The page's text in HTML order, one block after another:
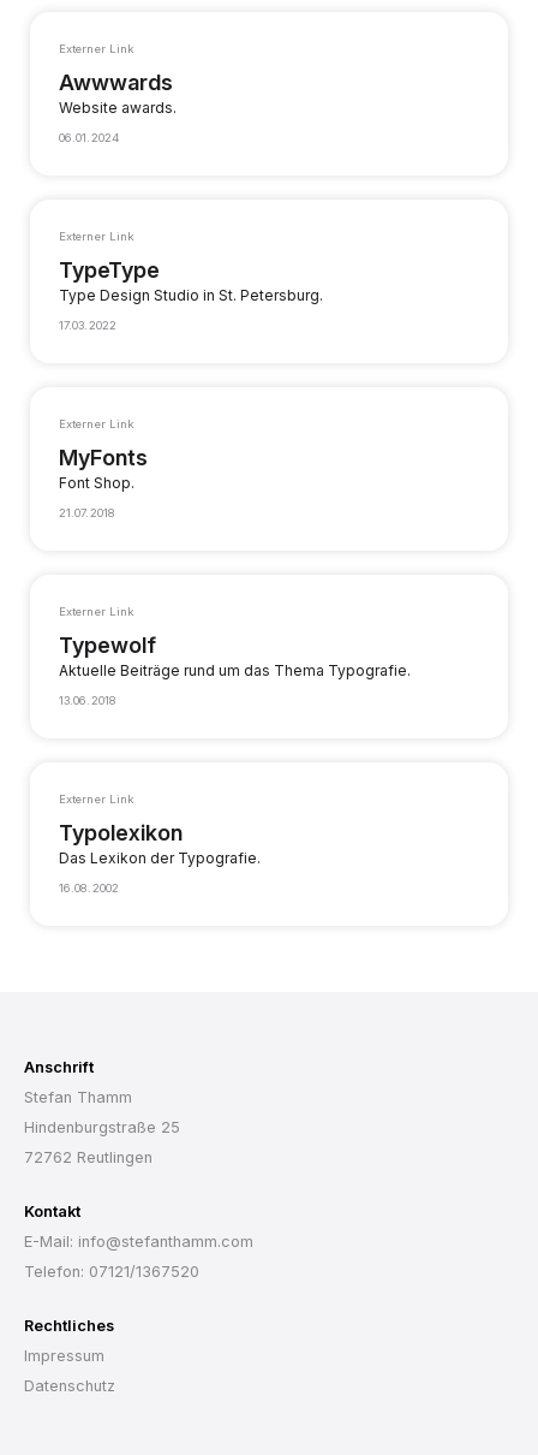
Externer Link
Awwwards
Website awards.
06.01.2024
Externer Link
TypeType
Type Design Studio in St. Petersburg.
17.03.2022
Externer Link
MyFonts
Font Shop.
21.07.2018
Externer Link
Typewolf
Aktuelle Beiträge rund um das Thema Typografie.
13.06.2018
Externer Link
Typolexikon
Das Lexikon der Typografie.
16.08.2002
Anschrift
Stefan Thamm
Hindenburgstraße 25
72762 Reutlingen
Kontakt
E-Mail: info@stefanthamm.com
Telefon: 07121/1367520
Rechtliches
Impressum
Datenschutz